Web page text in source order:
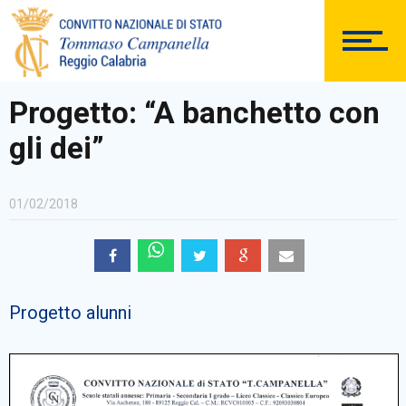
DOCUMENTAZIONE
Comunicazioni Esterne
BACHECA SINDACALE
Progetto: “A banchetto con
gli dei”
01/02/2018
Progetto alunni